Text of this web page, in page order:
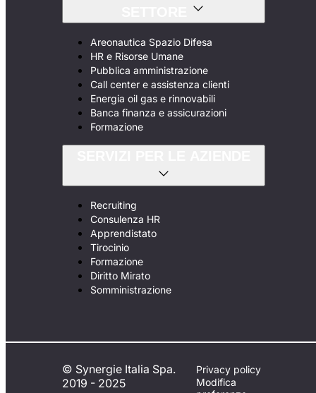
Areonautica Spazio Difesa
HR e Risorse Umane
Pubblica amministrazione
Call center e assistenza clienti
Energia oil gas e rinnovabili
Banca finanza e assicurazioni
Formazione
Recruiting
Consulenza HR
Apprendistato
Tirocinio
Formazione
Diritto Mirato
Somministrazione
© Synergie Italia Spa.
2019 - 2025
Privacy policy
Modifica